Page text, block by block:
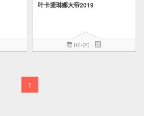
叶卡捷琳娜大帝2019
02-20
1